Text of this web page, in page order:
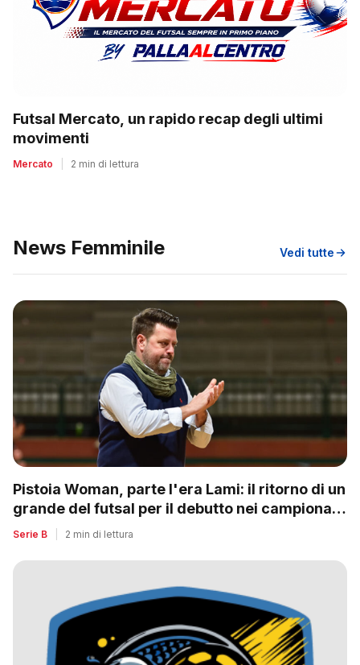
Futsal Mercato, un rapido recap degli ultimi
movimenti
Mercato 2 min di lettura
News Femminile Vedi tutte
Pistoia Woman, parte l'era Lami: il ritorno di un
grande del futsal per il debutto nei campionati
nazionali
Serie B 2 min di lettura